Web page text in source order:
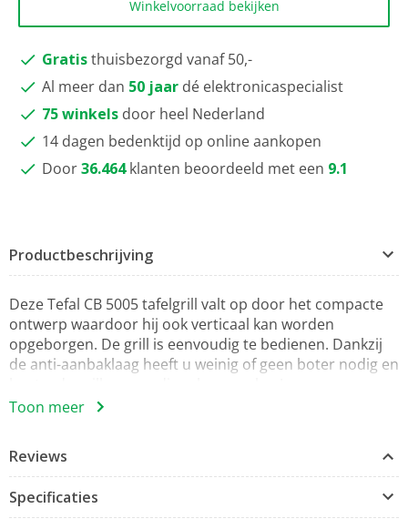
Winkelvoorraad bekijken
Gratisthuisbezorgd vanaf 50,-
Al meer dan 50 jaar dé elektronicaspecialist
75 winkels door heel Nederland
14 dagen bedenktijd op online aankopen
Door36.464 klanten beoordeeld met een 9.1
Productbeschrijving
Deze Tefal CB 5005 tafelgrill valt op door het compacte
ontwerp waardoor hij ook verticaal kan worden
opgeborgen. De grill is eenvoudig te bedienen. Dankzij
de anti-aanbaklaag heeft u weinig of geen boter nodig en
Specificaties:
Compact ontwerp
Toon meer
Reviews
Specificaties